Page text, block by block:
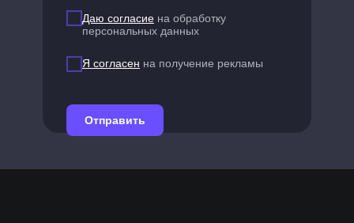
Даю согласие на обработку
персональных данных
Я согласен на получение рекламы
Отправить